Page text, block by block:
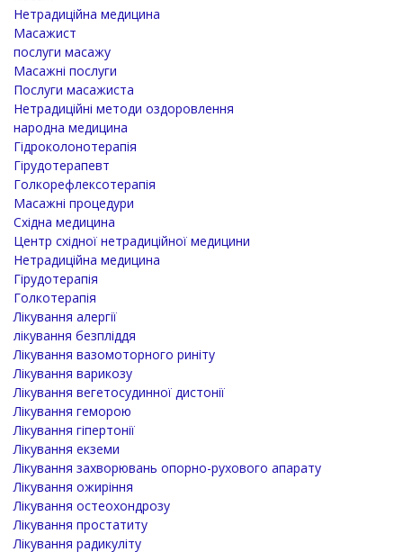
Нетрадиційна медицина
Масажист
послуги масажу
Масажні послуги
Послуги масажиста
Нетрадиційні методи оздоровлення
народна медицина
Гідроколонотерапія
Гірудотерапевт
Голкорефлексотерапія
Масажні процедури
Східна медицина
Центр східної нетрадиційної медицини
Нетрадиційна медицина
Гірудотерапія
Голкотерапія
Лікування алергії
лікування безпліддя
Лікування вазомоторного риніту
Лікування варикозу
Лікування вегетосудинної дистонії
Лікування геморою
Лікування гіпертонії
Лікування екземи
Лікування захворювань опорно-рухового апарату
Лікування ожиріння
Лікування остеохондрозу
Лікування простатиту
Лікування радикуліту